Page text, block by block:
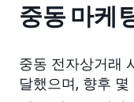
중동 마케
중동 전자상거래
달했으며, 향후